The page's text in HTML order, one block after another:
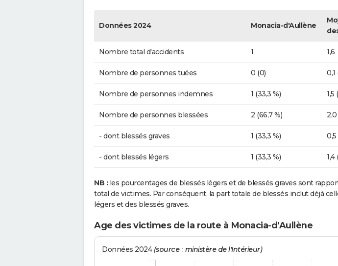
Données 2024 Monacia-d'Aullène
Nombre total d'accidents 1 1,6
Nombre de personnes tuées 0 (0) 0,1
Nombre de personnes indemnes 1 (33,3 %) 1,5
Nombre de personnes blessées 2 (66,7 %) 2,0
- dont blessés graves 1 (33,3 %) 0,5
- dont blessés légers 1 (33,3 %) 1,4
NB : les pourcentages de blessés légers et de blessés graves sont
total de victimes. Par conséquent, la part totale de blessés inclut déjà
légers et des blessés graves.
Age des victimes de la route à Monacia-d'Aullène
Données 2024 (source : ministère de l'Intérieur)